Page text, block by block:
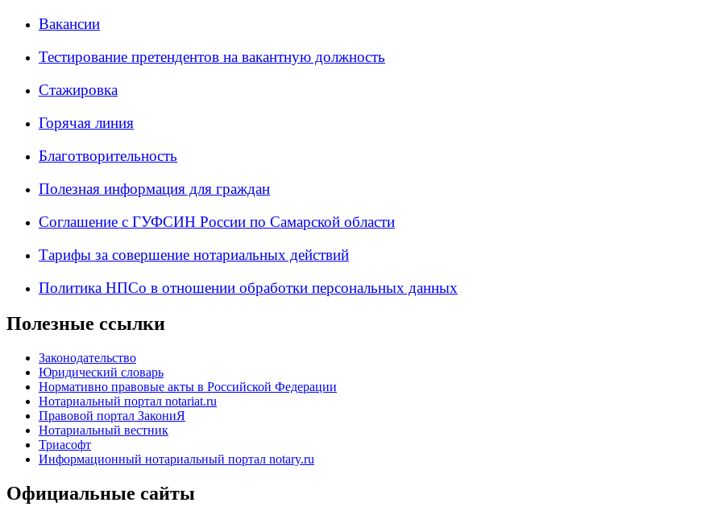
Вакансии
Тестирование претендентов на вакантную должность
Стажировка
Горячая линия
Благотворительность
Полезная информация для граждан
Соглашение с ГУФСИН России по Самарской области
Тарифы за совершение нотариальных действий
Политика НПСо в отношении обработки персональных данных
Полезные ссылки
Законодательство
Юридический словарь
Нормативно правовые акты в Российской Федерации
Нотариальный портал notariat.ru
Правовой портал ЗакониЯ
Нотариальный вестник
Триасофт
Информационный нотариальный портал notary.ru
Официальные сайты